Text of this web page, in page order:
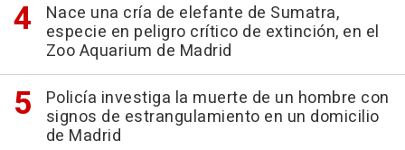
Nace una cría de elefante de Sumatra,
especie en peligro crítico de extinción, en el
Zoo Aquarium de Madrid
Policía investiga la muerte de un hombre con
signos de estrangulamiento en un domicilio
de Madrid